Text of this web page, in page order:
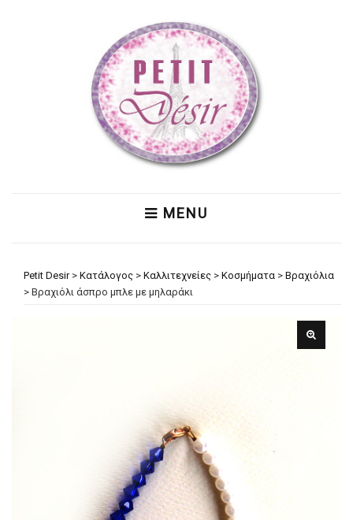
MENU
Petit Desir> Κατάλογος > Καλλιτεχνείες > Κοσμήματα > Βραχιόλια
> Βραχιόλι άσπρο μπλε με μηλαράκι